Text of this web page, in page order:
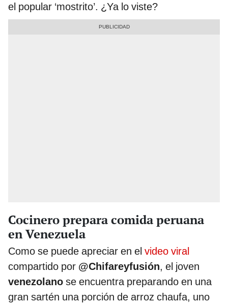
el popular ‘mostrito’. ¿Ya lo viste?
Cocinero prepara comida peruana
en Venezuela
Como se puede apreciar en el video viral
compartido por @Chifareyfusión, el joven
venezolano se encuentra preparando en una
gran sartén una porción de arroz chaufa, uno